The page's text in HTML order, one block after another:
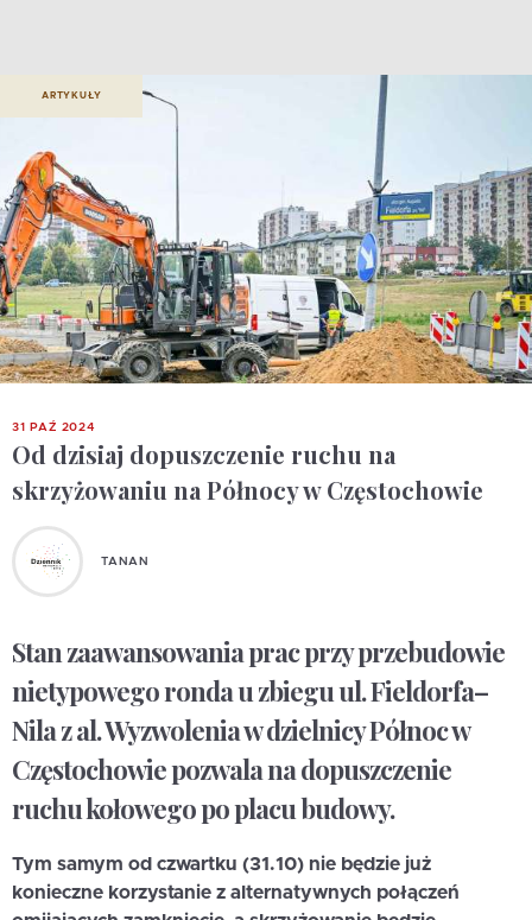
ARTYKUŁY
31 PAŹ 2024
Od dzisiaj dopuszczenie ruchu na
skrzyżowaniu na Północy w Częstochowie
TANAN
Stan zaawansowania prac przy przebudowie
nietypowego ronda u zbiegu ul. Fieldorfa–
Nila z al. Wyzwolenia w dzielnicy Północ w
Częstochowie pozwala na dopuszczenie
ruchu kołowego po placu budowy.
Tym samym od czwartku (31.10) nie będzie już
konieczne korzystanie z alternatywnych połączeń